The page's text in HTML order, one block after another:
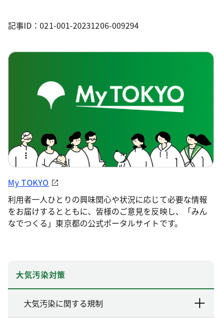
記事ID：021-001-20231206-009294
My TOKYO
利用者一人ひとりの興味関心や状況に応じて必要な情報
をお届けするとともに、皆様のご意見を反映し、「みん
なでつくる」東京都の公式ポータルサイトです。
大気汚染対策
大気汚染に関する規制